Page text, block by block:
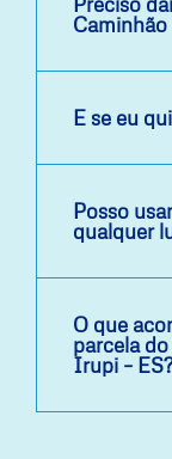
E se eu
Posso
qualquer
O que
parcela
Irupi – ES?